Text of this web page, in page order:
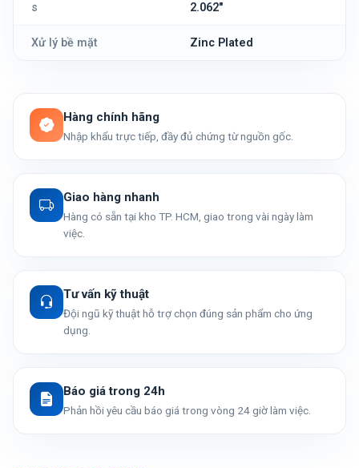
s 2.062"
Xử lý bề mặt Zinc Plated
Hàng chính hãng
Nhập khẩu trực tiếp, đầy đủ chứng từ nguồn gốc.
Giao hàng nhanh
Hàng có sẵn tại kho TP. HCM, giao trong vài ngày làm
việc.
Tư vấn kỹ thuật
Đội ngũ kỹ thuật hỗ trợ chọn đúng sản phẩm cho ứng
dụng.
Báo giá trong 24h
Phản hồi yêu cầu báo giá trong vòng 24 giờ làm việc.